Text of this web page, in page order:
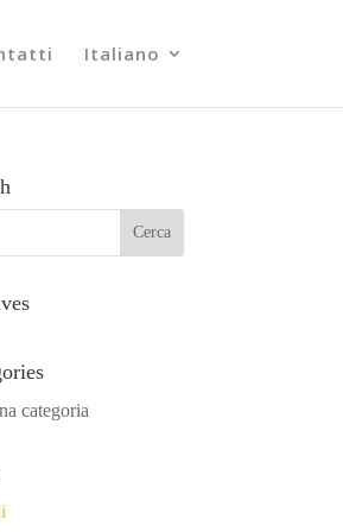
Italiano
categoria